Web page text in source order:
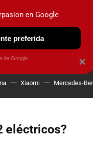
OBSERVATORIO
Xiaomi Mercedes-
eléctricos?
×
en Google
preferida
de Google